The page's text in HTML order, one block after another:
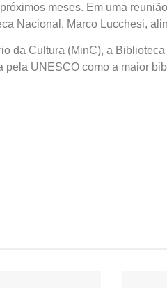
meses. Em uma
Nacional, Marco Lucchesi,
da Cultura (MinC), a
pela UNESCO como a maior